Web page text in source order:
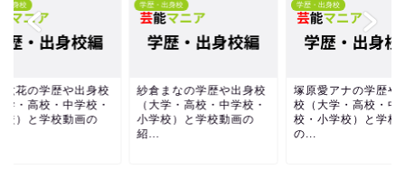
出身校
六花の学歴や出身校
学・高校・中学校・
校）と学校動画の
学歴・出身校
紗倉まなの学歴や出身校
（大学・高校・中学校・
小学校）と学校動画の
紹...
学歴・出身校
塚原愛アナの学歴や
校（大学・高校・中
校・小学校）と学校
の...